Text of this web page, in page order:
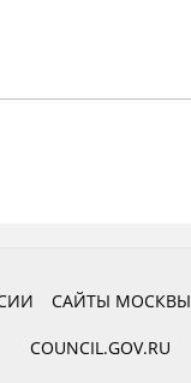
САЙТЫ МОСКВЫ
COUNCIL.GOV.RU